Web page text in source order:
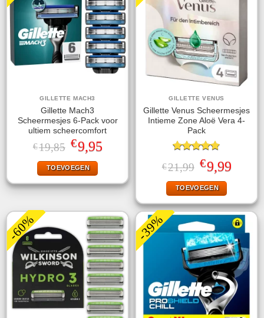
GILLETTE MACH3
Gillette Mach3
Scheermesjes 6-Pack voor
ultiem scheercomfort
€19,85 Oorspronkelijke
prijs
was:
€19,85.
€9,95Huidige
prijs
TOEVOEGEN
GILLETTE VENUS
Gillette Venus Scheermesjes
Intieme Zone Aloë Vera 4-
Pack
Gewaardeerd
4.75uit 5
€21,99 Oorspronkelijke
prijs
was:
€21,99.
€9,99Huidige
prijs
TOEVOEGEN
-60% -39%